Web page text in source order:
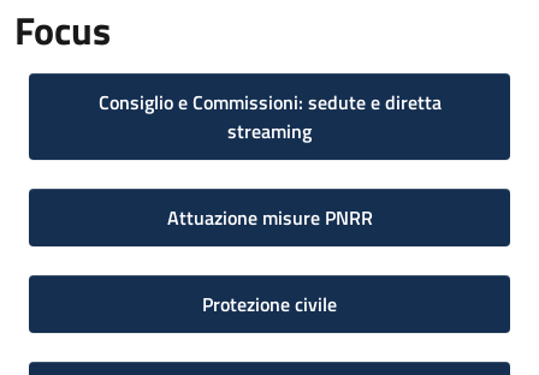
Focus
Consiglio e Commissioni: sedute e diretta
streaming
Attuazione misure PNRR
Protezione civile